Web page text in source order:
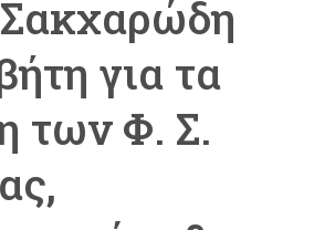
για τα
των Φ. Σ.